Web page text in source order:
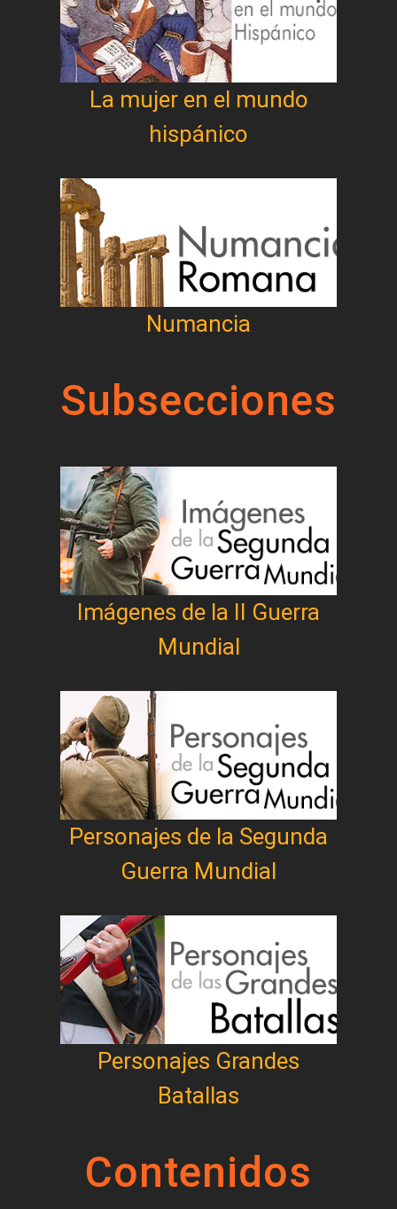
La mujer en el mundo
hispánico
Numancia
Subsecciones
Imágenes de la II Guerra
Mundial
Personajes de la Segunda
Guerra Mundial
Personajes Grandes
Batallas
Contenidos